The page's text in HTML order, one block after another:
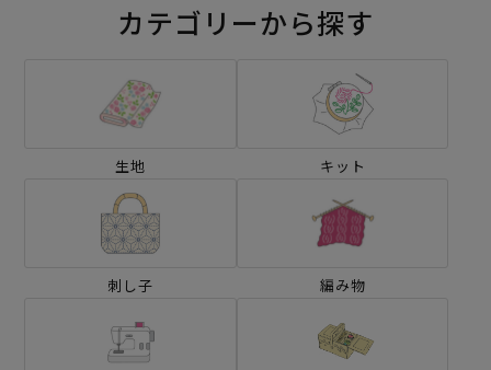
カテゴリーから探す
生地 キット
刺し子 編み物